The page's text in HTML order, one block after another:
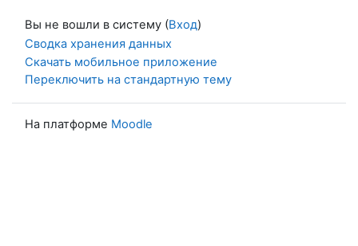
Вы не вошли в систему (Вход)
Сводка хранения данных
Скачать мобильное приложение
Переключить на стандартную тему
На платформе Moodle